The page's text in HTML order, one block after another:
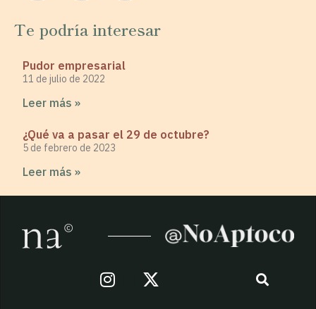
Te podría interesar
Pudor empresarial
11 de julio de 2022
Leer más »
¿Qué va a pasar el 29 de octubre?
5 de febrero de 2023
Leer más »